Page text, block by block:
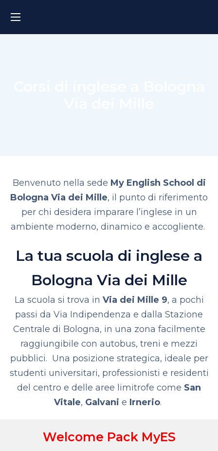
Benvenuto nella sede My English School di
Bologna Via dei Mille, il punto di riferimento
per chi desidera imparare l’inglese in un
ambiente moderno, dinamico e accogliente.
La tua scuola di inglese a
Bologna Via dei Mille
La scuola si trova in Via dei Mille 9, a pochi
passi da Via Indipendenza e dalla Stazione
Centrale di Bologna, in una zona facilmente
raggiungibile con autobus, treni e mezzi
pubblici. Una posizione strategica, ideale per
studenti universitari, professionisti e residenti
del centro e delle aree limitrofe come San
Vitale, Galvani e Irnerio.
Welcome Pack MyES